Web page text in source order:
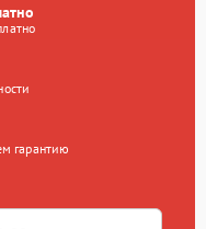
гарантию